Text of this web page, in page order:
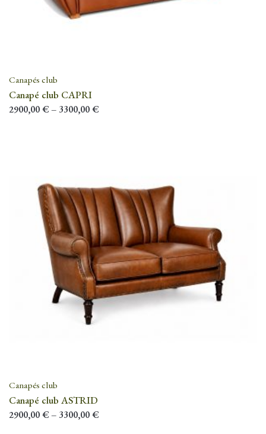
Canapés club
Canapé club CAPRI
2900,00€– 3300,00€
Canapés club
Canapé club ASTRID
2900,00€– 3300,00€